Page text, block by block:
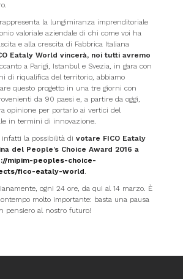
la lungimiranza imprenditoriale
valoriale aziendale di chi come voi ha
e alla crescita di Fabbrica Italiana
Eataly World vincerà, noi tutti avremo
a Parigi, Istanbul e Svezia, in gara con
di riqualifica del territorio, abbiamo
questo progetto in una tre giorni con
da 90 paesi e, a partire da oggi,
opinione per portarlo ai vertici del
in termini di innovazione.
la possibilità di votare FICO Eataly
del People’s Choice Award 2016 a
mipim-peoples-choice-
fico-eataly-world.
ogni 24 ore, da qui al 14 marzo. È
molto importante: basta una pausa
pensiero al nostro futuro!